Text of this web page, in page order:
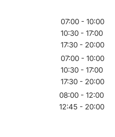
07:00 - 10:00
10:30 - 17:00
17:30 - 20:00
07:00 - 10:00
10:30 - 17:00
17:30 - 20:00
08:00 - 12:00
12:45 - 20:00